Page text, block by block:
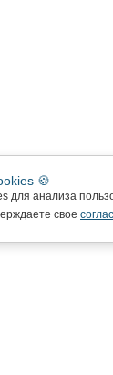
🍪
для анализа
свое